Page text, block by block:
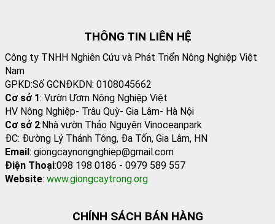
THÔNG TIN LIÊN HỆ
Công ty TNHH Nghiên Cứu và Phát Triển Nông Nghiệp Việt
Nam
GPKD:Số GCNĐKDN: 0108045662
Cơ sở 1: Vườn Ươm Nông Nghiệp Việt
HV Nông Nghiệp- Trâu Quỳ- Gia Lâm- Hà Nội
Cơ sở 2:Nhà vườn Thảo Nguyên Vinoceanpark
ĐC: Đường Lý Thánh Tông, Đa Tốn, Gia Lâm, HN
Email: giongcaynongnghiep@gmail.com
Điện Thoại:098 198 0186 - 0979 589 557
Website: www.giongcaytrong.org
CHÍNH SÁCH BÁN HÀNG